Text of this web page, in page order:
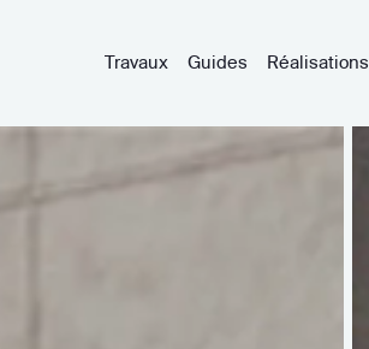
Travaux Guides Réalisations